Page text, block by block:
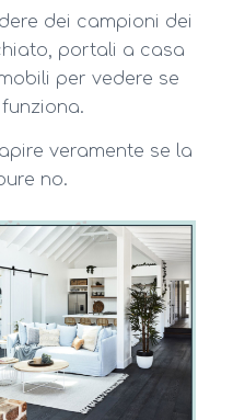
dei campioni dei
portali a casa
per vedere se
veramente se la
no.